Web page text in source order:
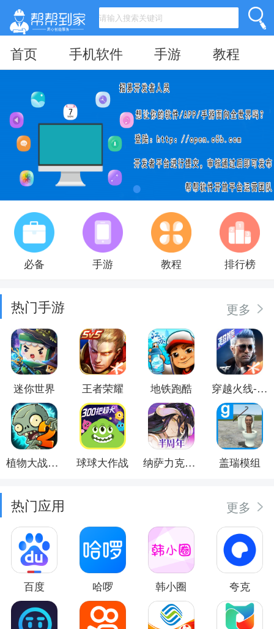
首页 手机软件 手游 教程
必备 手游 教程 排行榜
热门手游 更多
迷你世界 王者荣耀 地铁跑酷 穿越火线-枪战王者
植物大战僵尸2 球球大作战 纳萨力克之王 盖瑞模组
热门应用 更多
百度 哈啰 韩小圈 夸克